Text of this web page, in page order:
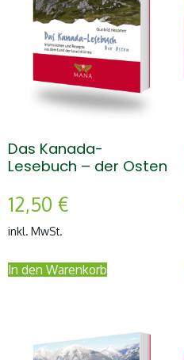
Das Kanada-
Lesebuch – der Osten
12,50 €
inkl. MwSt.
In den Warenkorb